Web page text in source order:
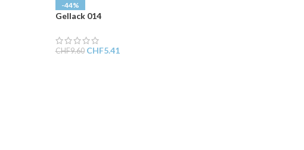
-44%
Gellack 014
CHF9.60 CHF5.41